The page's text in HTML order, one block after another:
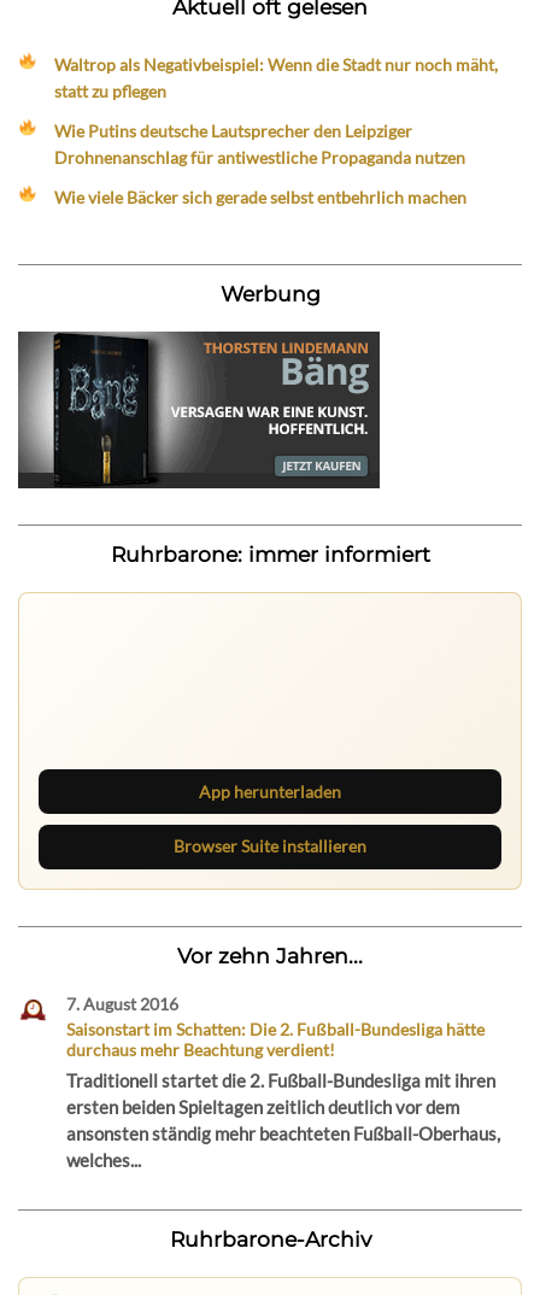
Aktuell oft gelesen
Waltrop als Negativbeispiel: Wenn die Stadt nur noch mäht,
statt zu pflegen
Wie Putins deutsche Lautsprecher den Leipziger
Drohnenanschlag für antiwestliche Propaganda nutzen
Wie viele Bäcker sich gerade selbst entbehrlich machen
Werbung
Ruhrbarone: immer informiert
App herunterladen
Browser Suite installieren
Vor zehn Jahren...
7. August 2016
Saisonstart im Schatten: Die 2. Fußball-Bundesliga hätte
durchaus mehr Beachtung verdient!
Traditionell startet die 2. Fußball-Bundesliga mit ihren
ersten beiden Spieltagen zeitlich deutlich vor dem
ansonsten ständig mehr beachteten Fußball-Oberhaus,
welches...
Ruhrbarone-Archiv